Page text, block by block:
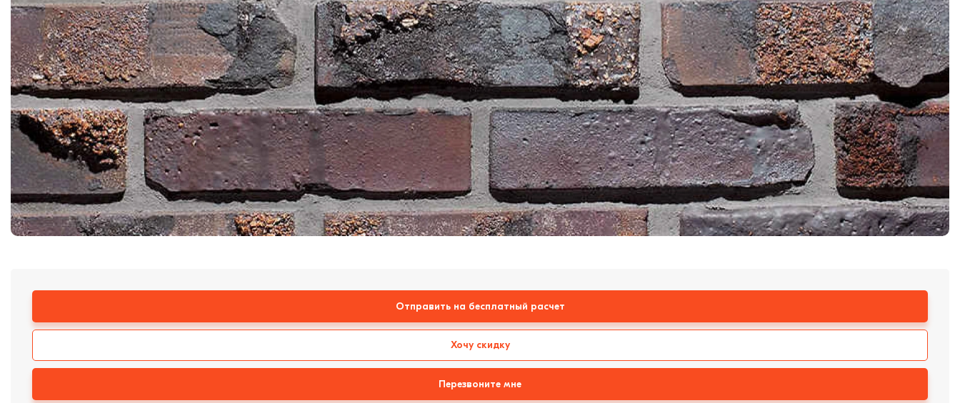
Отправить на бесплатный расчет
Хочу скидку
Перезвоните мне